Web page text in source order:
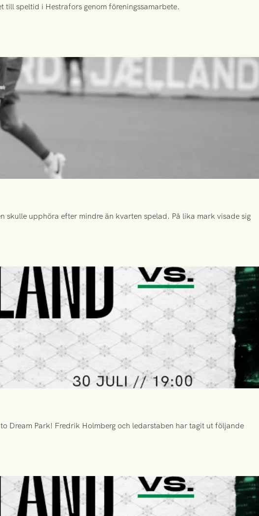
speltid i Hestrafors genom föreningssamarbete.
skulle upphöra efter mindre än kvarten spelad. På lika mark visade sig
Dream Park! Fredrik Holmberg och ledarstaben har tagit ut följande